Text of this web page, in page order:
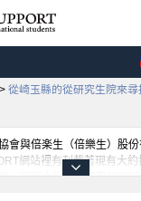
> 從崎玉縣的從研究生院來
會與倍楽生（倍樂生）股
網站裡有刊載著現有大
、短期大學、專門學校的